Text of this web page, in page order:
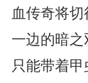
血传奇将
一边的暗
只能带着